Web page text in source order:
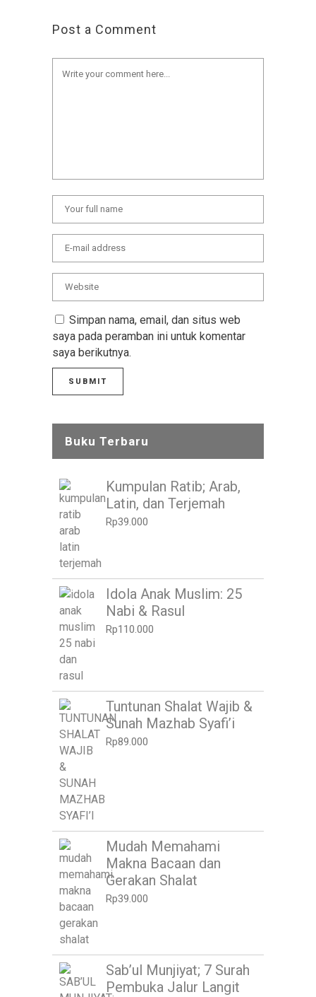
Post a Comment
Simpan nama, email, dan situs web
saya pada peramban ini untuk komentar
saya berikutnya.
Buku Terbaru
Kumpulan Ratib; Arab,
Latin, dan Terjemah
Rp39.000
Idola Anak Muslim: 25
Nabi & Rasul
Rp110.000
Tuntunan Shalat Wajib &
Sunah Mazhab Syafi’i
Rp89.000
Mudah Memahami
Makna Bacaan dan
Gerakan Shalat
Rp39.000
Sab’ul Munjiyat; 7 Surah
Pembuka Jalur Langit